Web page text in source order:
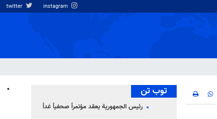
توب تن
رئيس الجمهورية يعقد مؤتمراً صحفياً غداً